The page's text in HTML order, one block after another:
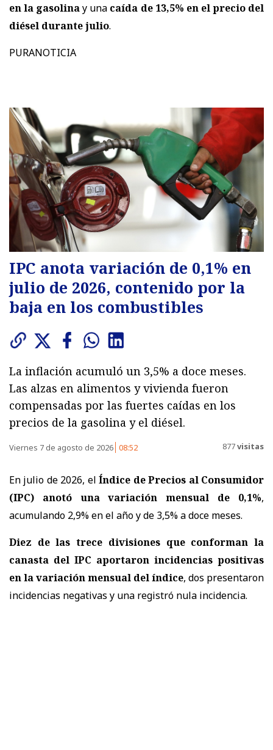
en la gasolinay una caída de 13,5% en el precio del
diésel durante julio.
PURANOTICIA
IPC anota variación de 0,1% en
julio de 2026, contenido por la
baja en los combustibles
La inflación acumuló un 3,5% a doce meses.
Las alzas en alimentos y vivienda fueron
compensadas por las fuertes caídas en los
precios de la gasolina y el diésel.
Viernes 7 de agosto de 2026 08:52 877visitas
En julio de 2026, elÍndice de Precios al Consumidor
(IPC) anotó una variación mensual de 0,1%,
acumulando 2,9% en el año y de 3,5% a doce meses.
Diez de las trece divisiones que conforman la
canasta del IPC aportaron incidencias positivas
en la variación mensual del índice, dos presentaron
incidencias negativas y una registró nula incidencia.